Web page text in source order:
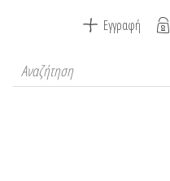
Εγγραφή